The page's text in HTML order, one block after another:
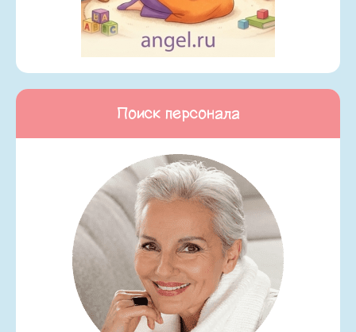
Поиск персонала